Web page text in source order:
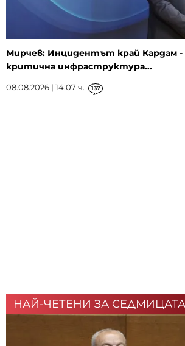
Мирчев: Инцидентът край Кардам
критична инфраструктура...
08.08.2026 | 14:07 ч. 137
НАЙ-ЧЕТЕНИ ЗА СЕДМИЦАТА